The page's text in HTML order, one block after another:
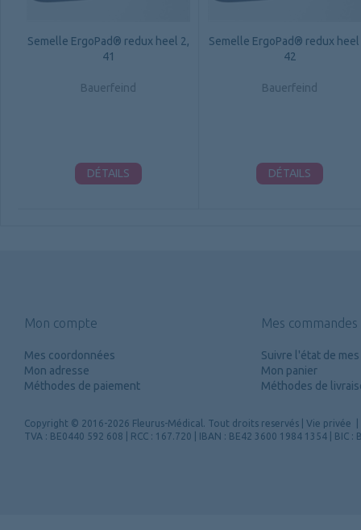
Semelle ErgoPad® redux heel 2,
41
Bauerfeind
DÉTAILS
Semelle ErgoPad® redux heel
42
Bauerfeind
DÉTAILS
Mon compte
Mes coordonnées
Mon adresse
Méthodes de paiement
Mes commandes
Suivre l'état de
Mon panier
Méthodes de
Copyright © 2016-2026 Fleurus-Médical. Tout droits reservés Vie privée
TVA : BE0440 592 608 | RCC : 167.720 | IBAN : BE42 3600 1984 1354 | BIC :